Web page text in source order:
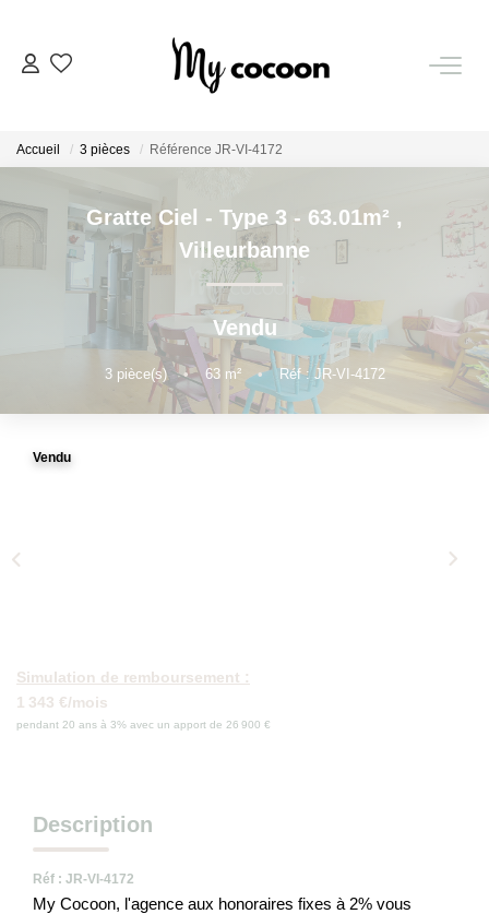
ESTIMATION IMMOBILIÈRE
NOS PRESTATIONS
CHASSE IMMOBILIÈRE
Accueil 3 pièces Référence JR-VI-4172
Gratte Ciel - Type 3 - 63.01m² ,
Villeurbanne
Vendu
3pièce(s) • 63m² • Réf : JR-VI-4172
Vendu
Simulation de remboursement :
1 343 €/mois
pendant 20 ans à 3% avec un apport de 26 900 €
Description
Réf : JR-VI-4172
My Cocoon, l'agence aux honoraires fixes à 2% vous